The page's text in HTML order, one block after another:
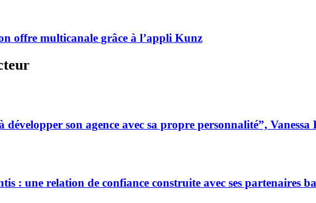
offre multicanale grâce à l’appli Kunz
développer son agence avec sa propre personnalité”,
: une relation de confiance construite avec ses partenaires